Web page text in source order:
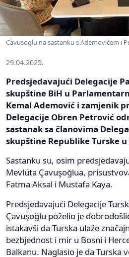
Cavusoglu na sastanku s Ademovićem i
29.04.2025.
Predsjedavajući Delegacije
skupštine BiH u
Kemal Ademović i zamjenik
Delegacije Obren Petrović
sastanak sa članovima
skupštine Republike Turske u
Sastanku su, osim
Mevlüta Çavuşoğlua,
Fatma Aksal i Mustafa Kaya.
Predsjedavajući Delegacije
Çavuşoğlu poželio je
istakavši da Turska ulaže
bezbjednost i mir u Bosni i
Balkanu. Naglasio je da Turska